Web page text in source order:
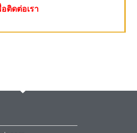
ติดต่อเรา